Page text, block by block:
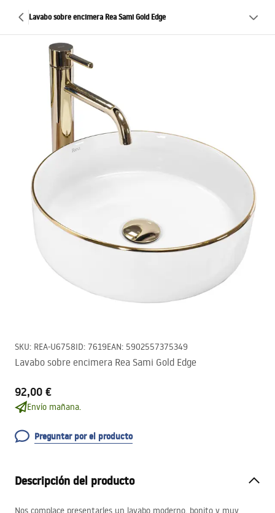
Lavabo sobre encimera Rea Sami Gold Edge
SKU: REA-U6758ID: 7619EAN: 5902557375349
Lavabo sobre encimera Rea Sami Gold Edge
92,00 €
Envío mañana.
Preguntar por el producto
Descripción del producto
Nos complace presentarles un lavabo moderno, bonito y muy